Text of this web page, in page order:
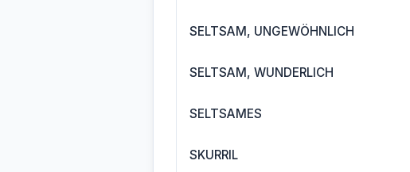
SELTSAM, UNGEWÖHNLICH
SELTSAM, WUNDERLICH
SELTSAMES
SKURRIL